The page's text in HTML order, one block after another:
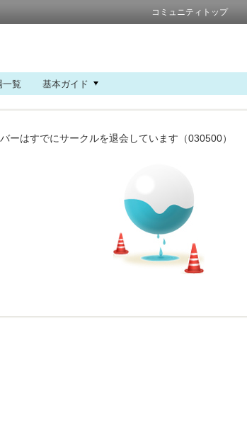
コミュニティトップ
一覧 基本ガイド
ーはすでにサークルを退会しています（030500）